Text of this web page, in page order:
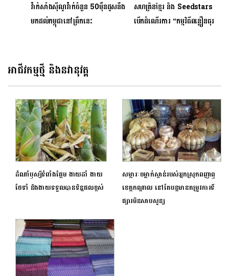
វ៉ាក់សាំងស៊ីណូវ៉ាក់ចំនួន 50ម៉ឺនដូសនឹង
មកដល់កម្ពុជានៅព្រឹកនេះ
សហគ្រិនខ្មែរ និង Seedstars
បើកដំណើរការ “កម្មវិធីពន្លឿនធុរ
អាជីវកម្មថ្មី និងនវានុវត្ត
ដំណាំឫស្សីទំពាំងផ្អែម ងាយដាំ ងាយ
ថែទាំ និងងាយទទួលបានទិន្នផលខ្ពស់
សម្ភារៈចម្លាក់ស្ពាន់របស់អ្នកស្រុកពញាឮ
ខេត្តកណ្តាល នៅតែបន្តមានតម្រូវការទី
ផ្សារមិនសាបសូន្យ